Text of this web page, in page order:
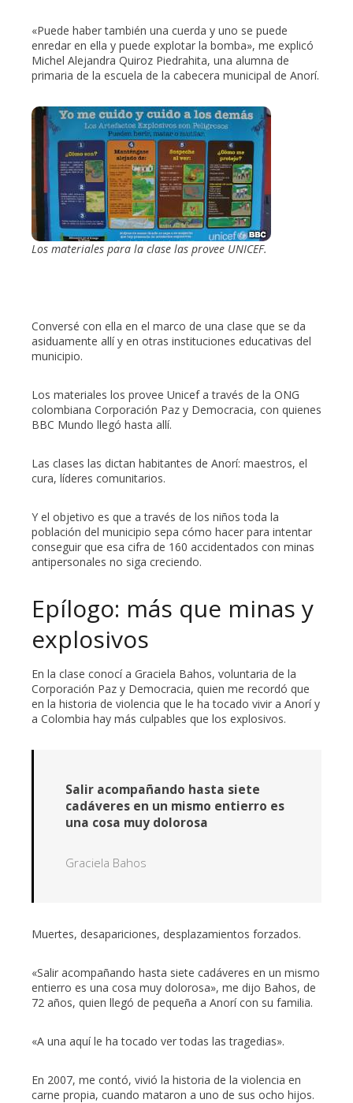
«Puede haber también una cuerda y uno se puede
enredar en ella y puede explotar la bomba», me explicó
Michel Alejandra Quiroz Piedrahita, una alumna de
primaria de la escuela de la cabecera municipal de Anorí.
Los materiales para la clase las provee UNICEF.
Conversé con ella en el marco de una clase que se da
asiduamente allí y en otras instituciones educativas del
municipio.
Los materiales los provee Unicef a través de la ONG
colombiana Corporación Paz y Democracia, con quienes
BBC Mundo llegó hasta allí.
Las clases las dictan habitantes de Anorí: maestros, el
cura, líderes comunitarios.
Y el objetivo es que a través de los niños toda la
población del municipio sepa cómo hacer para intentar
conseguir que esa cifra de 160 accidentados con minas
antipersonales no siga creciendo.
Epílogo: más que minas y
explosivos
En la clase conocí a Graciela Bahos, voluntaria de la
Corporación Paz y Democracia, quien me recordó que
en la historia de violencia que le ha tocado vivir a Anorí y
a Colombia hay más culpables que los explosivos.
Salir acompañando hasta siete
cadáveres en un mismo entierro es
una cosa muy dolorosa
Graciela Bahos
Muertes, desapariciones, desplazamientos forzados.
«Salir acompañando hasta siete cadáveres en un mismo
entierro es una cosa muy dolorosa», me dijo Bahos, de
72 años, quien llegó de pequeña a Anorí con su familia.
«A una aquí le ha tocado ver todas las tragedias».
En 2007, me contó, vivió la historia de la violencia en
carne propia, cuando mataron a uno de sus ocho hijos.